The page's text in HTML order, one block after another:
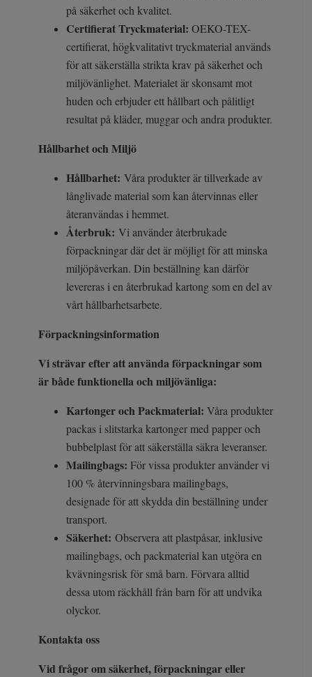
på säkerhet och kvalitet.
Certifierat Tryckmaterial: OEKO-TEX-
certifierat, högkvalitativt tryckmaterial används
för att säkerställa strikta krav på säkerhet och
miljövänlighet. Materialet är skonsamt mot
huden och erbjuder ett hållbart och pålitligt
resultat på kläder, muggar och andra produkter.
Hållbarhet och Miljö
Hållbarhet: Våra produkter är tillverkade av
långlivade material som kan återvinnas eller
återanvändas i hemmet.
Återbruk: Vi använder återbrukade
förpackningar där det är möjligt för att minska
miljöpåverkan. Din beställning kan därför
levereras i en återbrukad kartong som en del av
vårt hållbarhetsarbete.
Förpackningsinformation
Vi strävar efter att använda förpackningar som
är både funktionella och miljövänliga:
Kartonger och Packmaterial: Våra produkter
packas i slitstarka kartonger med papper och
bubbelplast för att säkerställa säkra leveranser.
Mailingbags: För vissa produkter använder vi
100 % återvinningsbara mailingbags,
designade för att skydda din beställning under
transport.
Säkerhet: Observera att plastpåsar, inklusive
mailingbags, och packmaterial kan utgöra en
kvävningsrisk för små barn. Förvara alltid
dessa utom räckhåll från barn för att undvika
olyckor.
Kontakta oss
Vid frågor om säkerhet, förpackningar eller